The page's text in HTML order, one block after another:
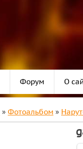
Форум О
» Фотоальбом »